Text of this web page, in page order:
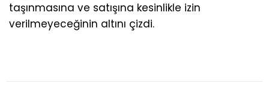
taşınmasına ve satışına kesinlikle izin
verilmeyeceğinin altını çizdi.